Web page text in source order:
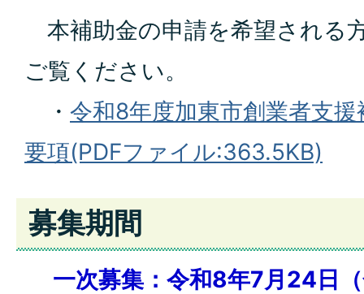
本補助金の申請を希望される
ご覧ください。
・ 令和8年度加東市創業者支
要項(PDFファイル:363.5KB)
募集期間
一次募集：令和8年7月24日